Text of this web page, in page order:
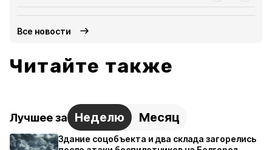
Все новости
Читайте также
Лучшее за Неделю Месяц
Здание соцобъекта и два склада загорелись